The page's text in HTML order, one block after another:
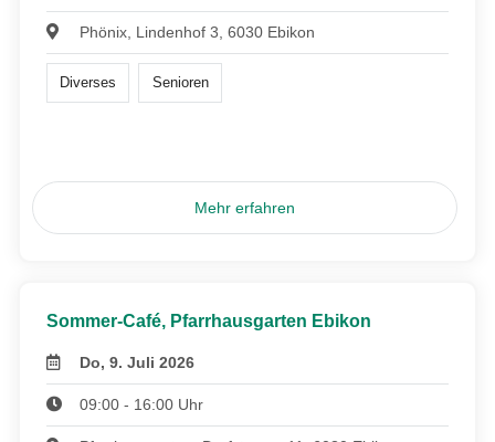
Phönix, Lindenhof 3, 6030 Ebikon
Diverses Senioren
Mehr erfahren
Sommer-Café, Pfarrhausgarten Ebikon
Do, 9. Juli 2026
09:00 - 16:00 Uhr